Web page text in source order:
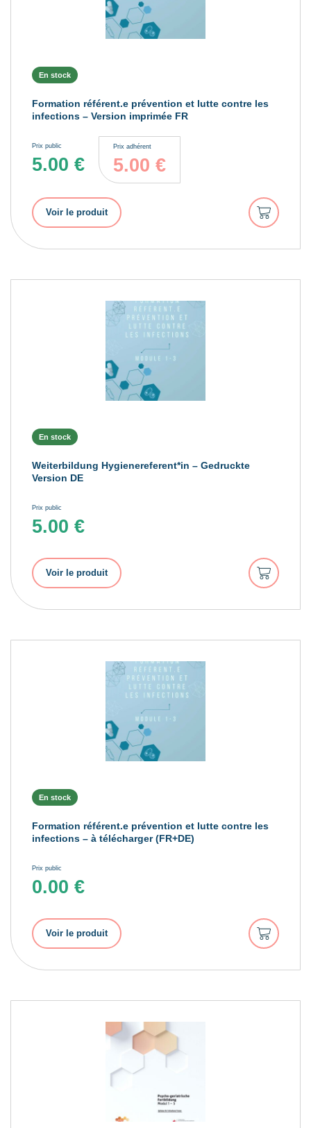
En stock
Formation référent.e prévention et lutte contre les
infections – Version imprimée FR
Prix public
5.00 €
Prix adhérent
5.00 €
Voir le produit
Ajouter
au
panier
En stock
Weiterbildung Hygienereferent*in – Gedruckte
Version DE
Prix public
5.00 €
Voir le produit
Ajouter
au
panier
En stock
Formation référent.e prévention et lutte contre les
infections – à télécharger (FR+DE)
Prix public
0.00 €
Voir le produit
Ajouter
au
panier